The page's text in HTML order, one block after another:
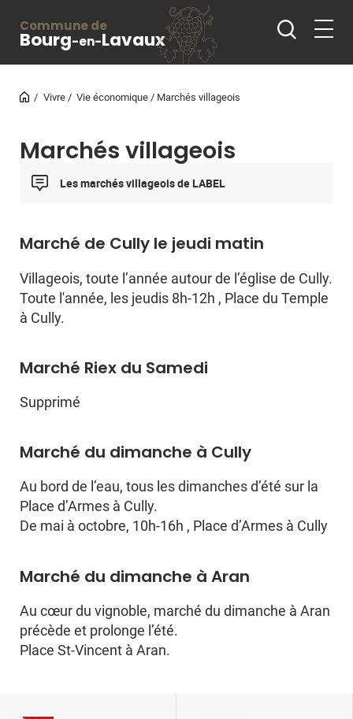
Commune de
Bourg-en-Lavaux
Vivre Vie économique Marchés villageois
Marchés villageois
Les marchés villageois de LABEL
Marché de Cully le jeudi matin
Villageois, toute l’année autour de l’église de Cully.
Toute l'année, les jeudis 8h-12h , Place du Temple
à Cully.
Marché Riex du Samedi
Supprimé
Marché du dimanche à Cully
Au bord de l’eau, tous les dimanches d’été sur la
Place d’Armes à Cully.
De mai à octobre, 10h-16h , Place d’Armes à Cully
Marché du dimanche à Aran
Au cœur du vignoble, marché du dimanche à Aran
précède et prolonge l’été.
Place St-Vincent à Aran.